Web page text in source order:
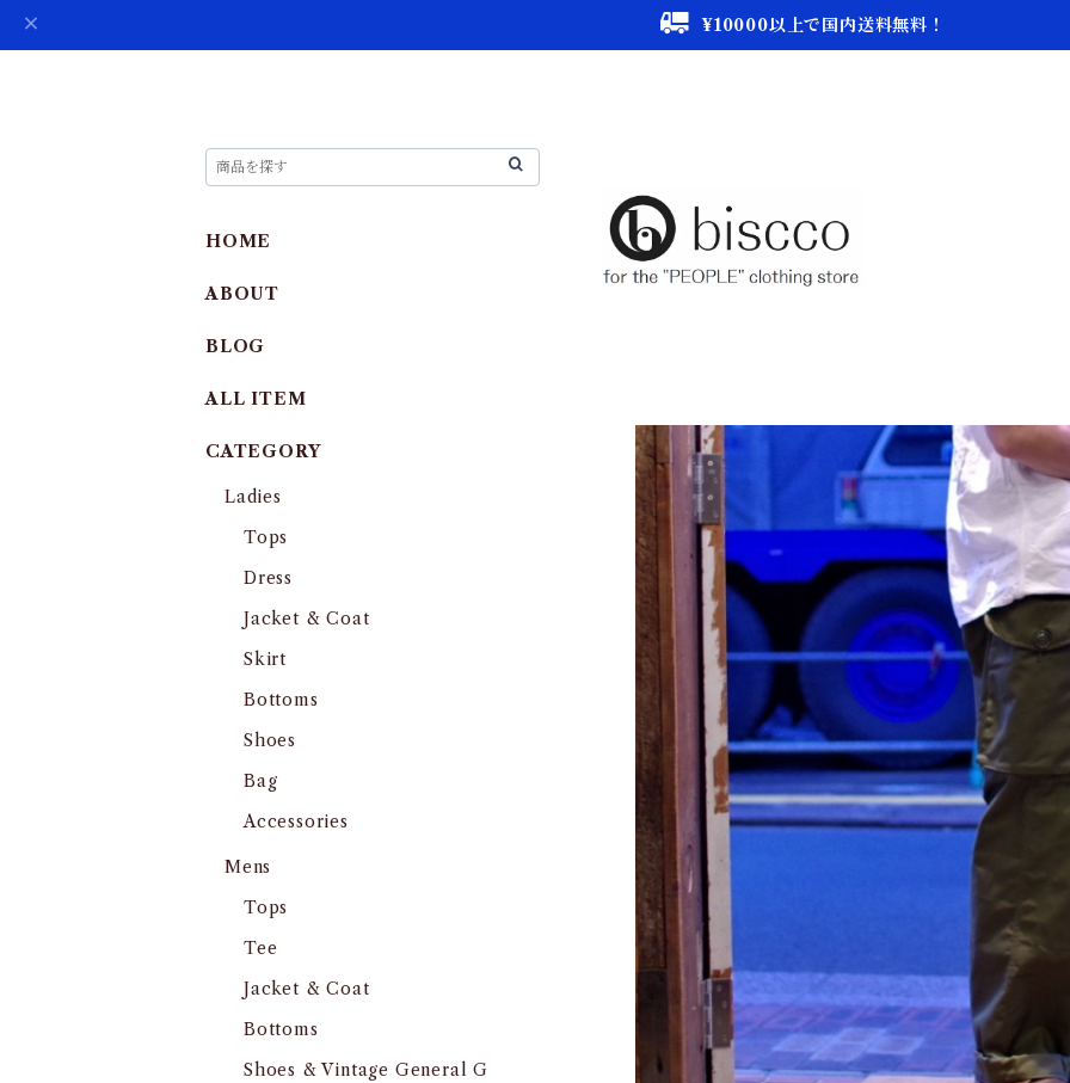
¥10000以上で国内送料無料！
HOME
ABOUT
BLOG
ALL ITEM
CATEGORY
Ladies
Tops
Dress
Jacket & Coat
Skirt
Bottoms
Shoes
Bag
Accessories
Mens
Tops
Tee
Jacket & Coat
Bottoms
Shoes & Vintage General G